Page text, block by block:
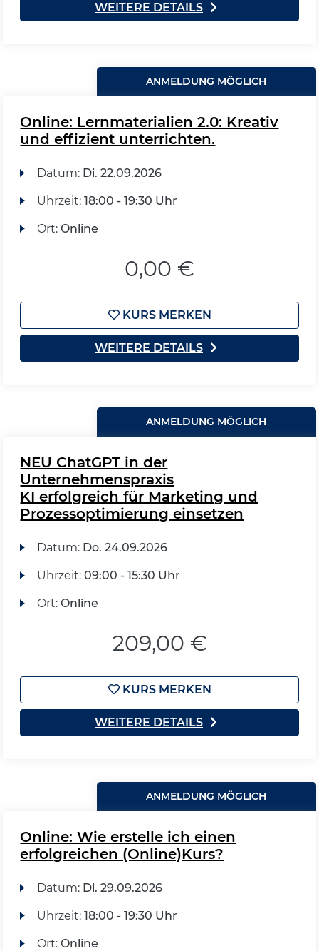
WEITERE DETAILS
ANMELDUNG MÖGLICH
Online: Lernmaterialien 2.0: Kreativ
und effizient unterrichten.
Datum: Di. 22.09.2026
Uhrzeit: 18:00 - 19:30 Uhr
Ort: Online
0,00 €
KURS MERKEN
WEITERE DETAILS
ANMELDUNG MÖGLICH
NEU ChatGPT in der
Unternehmenspraxis
KI erfolgreich für Marketing und
Prozessoptimierung einsetzen
Datum: Do. 24.09.2026
Uhrzeit: 09:00 - 15:30 Uhr
Ort: Online
209,00 €
KURS MERKEN
WEITERE DETAILS
ANMELDUNG MÖGLICH
Online: Wie erstelle ich einen
erfolgreichen (Online)Kurs?
Datum: Di. 29.09.2026
Uhrzeit: 18:00 - 19:30 Uhr
Ort: Online